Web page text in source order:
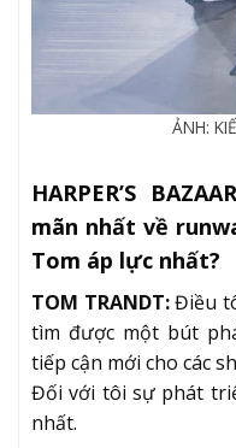
ẢNH:
HARPER’S
mãn nhất về
Tom áp lực nhất?
TOM TRANDT:Điều
tìm được một bút
tiếp cận mới cho các
Đối với tôi sự phát
nhất.